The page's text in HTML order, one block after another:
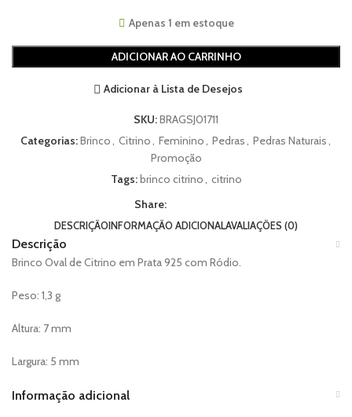
Apenas 1 em estoque
ADICIONAR AO CARRINHO
Adicionar à Lista de Desejos
SKU:BRAGSJ01711
Categorias:Brinco Citrino Feminino Pedras Pedras Naturais
Promoção
Tags:brinco citrino
citrino
Share:
DESCRIÇÃOINFORMAÇÃO ADICIONALAVALIAÇÕES (0)
Descrição
Brinco Oval de Citrino em Prata 925 com Ródio.
Peso: 1,3 g
Altura: 7 mm
Largura: 5 mm
Informação adicional